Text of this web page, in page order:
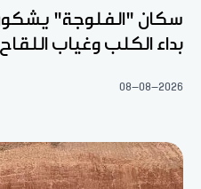
سكان "الفلوجة"
بداء الكلب وغياب اللقاح
08-08-2026